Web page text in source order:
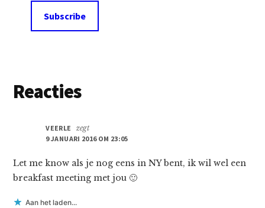
Lees
Reacties
VEERLE
zegt
9 JANUARI 2016 OM 23:05
Let me know als je nog eens in NY bent, ik wil wel een
breakfast meeting met jou 🙂
Aan het laden...